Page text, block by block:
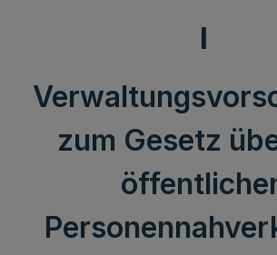
I
zum Gesetz